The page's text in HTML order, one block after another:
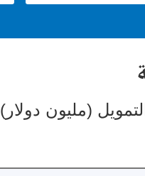
(مليون دولار)